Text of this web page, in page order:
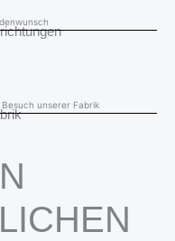
unserer Fabrik